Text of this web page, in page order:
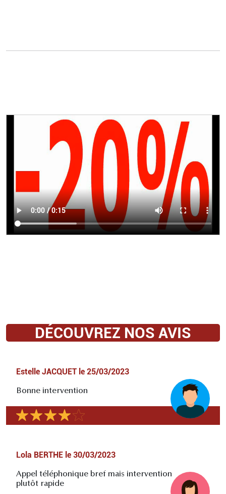
DÉCOUVREZ NOS AVIS
Estelle JACQUET le 25/03/2023
Bonne intervention
Lola BERTHE le 30/03/2023
Appel téléphonique bref mais intervention
plutôt rapide